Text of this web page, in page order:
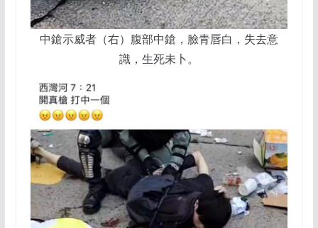
中鎗示威者（右）腹部中鎗，臉青唇白，失去意
識，生死未卜。